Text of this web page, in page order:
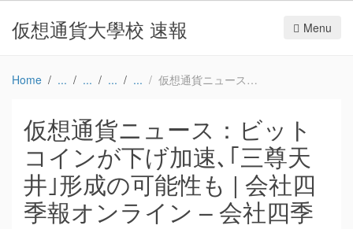
仮想通貨大學校 速報 Menu
Home 仮想通貨ニュース：ビットコインが下げ加速､｢三尊天井｣形成の可能性も | 会社四季報オンライン – 会社四季報オンライン
仮想通貨ニュース：ビット
コインが下げ加速､｢三尊天
井｣形成の可能性も | 会社四
季報オンライン – 会社四季